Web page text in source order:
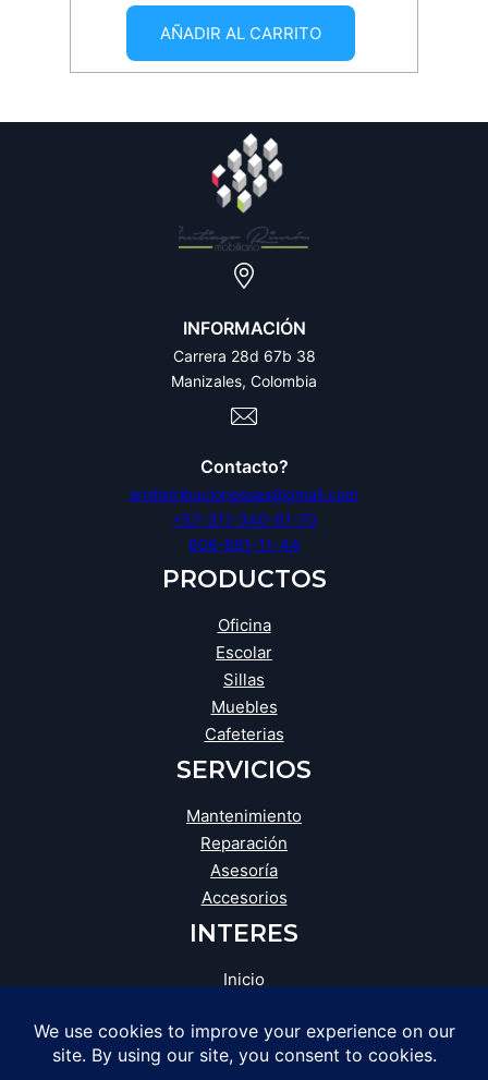
AÑADIR AL CARRITO
INFORMACIÓN
Carrera 28d 67b 38
Manizales, Colombia
Contacto?
srrdistribucionessas@gmail.com
+57-311-340-61-70
606-891-11-44
PRODUCTOS
Oficina
Escolar
Sillas
Muebles
Cafeterias
SERVICIOS
Mantenimiento
Reparación
Asesoría
Accesorios
INTERES
Inicio
Tienda
Opiniones